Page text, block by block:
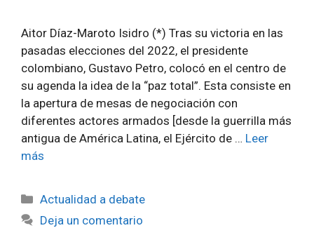
Aitor Díaz-Maroto Isidro (*) Tras su victoria en las
pasadas elecciones del 2022, el presidente
colombiano, Gustavo Petro, colocó en el centro de
su agenda la idea de la “paz total”. Esta consiste en
la apertura de mesas de negociación con
diferentes actores armados [desde la guerrilla más
antigua de América Latina, el Ejército de … Leer
más
Categorías
Actualidad a debate
Deja un comentario